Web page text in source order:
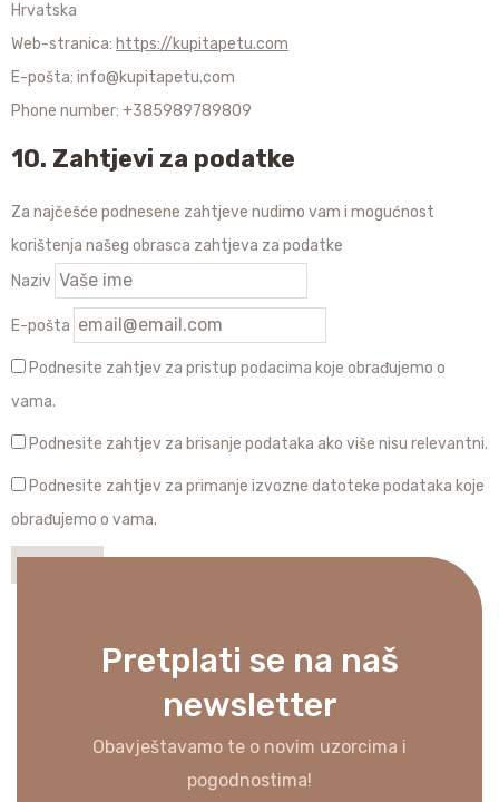
Hrvatska
Web-stranica: https://kupitapetu.com
E-pošta: info@kupitapetu.com
Phone number: +385989789809
10. Zahtjevi za podatke
Za najčešće podnesene zahtjeve nudimo vam i mogućnost
korištenja našeg obrasca zahtjeva za podatke
Naziv
E-pošta
Podnesite zahtjev za pristup podacima koje obrađujemo o
vama.
Podnesite zahtjev za brisanje podataka ako više nisu relevantni.
Podnesite zahtjev za primanje izvozne datoteke podataka koje
obrađujemo o vama.
Pretplati se na naš
newsletter
Obavještavamo te o novim uzorcima i
pogodnostima!